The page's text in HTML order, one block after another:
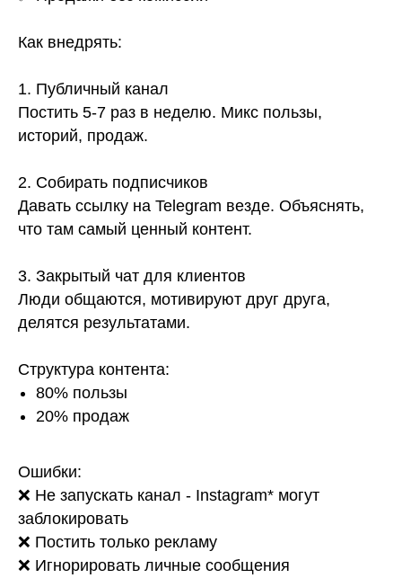
Как внедрять:
1. Публичный канал
Постить 5-7 раз в неделю. Микс пользы,
историй, продаж.
2. Собирать подписчиков
Давать ссылку на Telegram везде. Объяснять,
что там самый ценный контент.
3. Закрытый чат для клиентов
Люди общаются, мотивируют друг друга,
делятся результатами.
Структура контента:
80% пользы
20% продаж
Ошибки:
❌ Не запускать канал - Instagram* могут
заблокировать
❌ Постить только рекламу
❌ Игнорировать личные сообщения